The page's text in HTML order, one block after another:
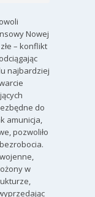
Nowej
– konflikt
najbardziej
do
amunicja,
pozwoliło
w